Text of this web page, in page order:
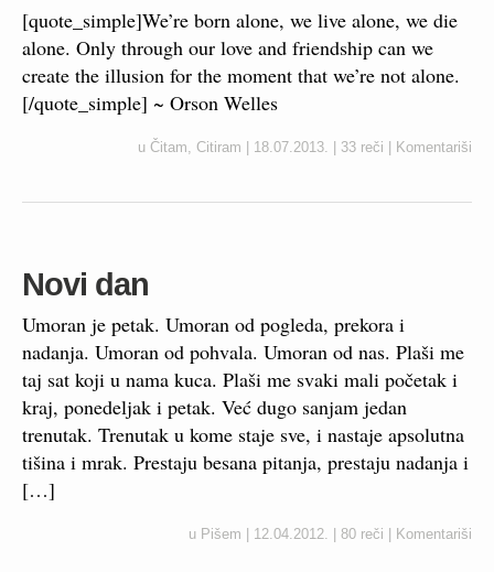
[quote_simple]We’re born alone, we live alone, we die
alone. Only through our love and friendship can we
create the illusion for the moment that we’re not alone.
[/quote_simple] ~ Orson Welles
u Čitam, Citiram 18.07.2013. 33 reči Komentariši
Novi dan
Umoran je petak. Umoran od pogleda, prekora i
nadanja. Umoran od pohvala. Umoran od nas. Plaši me
taj sat koji u nama kuca. Plaši me svaki mali početak i
kraj, ponedeljak i petak. Već dugo sanjam jedan
trenutak. Trenutak u kome staje sve, i nastaje apsolutna
tišina i mrak. Prestaju besana pitanja, prestaju nadanja i
[…]
u Pišem 12.04.2012. 80 reči Komentariši